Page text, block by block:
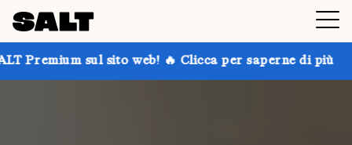
sito web! 🔥 Clicca per saperne di più Prendi fino